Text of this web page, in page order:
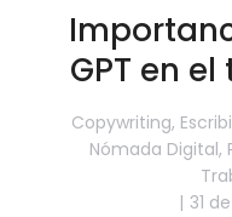
GPT en
Copywriting,
Nómada Digital,
31